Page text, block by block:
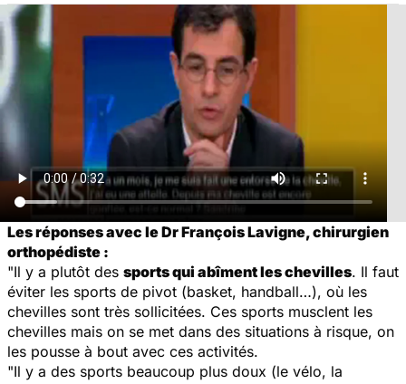
Les réponses avec le Dr François Lavigne, chirurgien
orthopédiste :
"Il y a plutôt des sports qui abîment les chevilles. Il faut
éviter les sports de pivot (basket, handball…), où les
chevilles sont très sollicitées. Ces sports musclent les
chevilles mais on se met dans des situations à risque, on
les pousse à bout avec ces activités.
"Il y a des sports beaucoup plus doux (le vélo, la